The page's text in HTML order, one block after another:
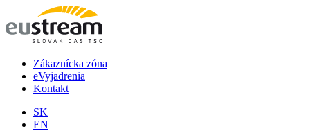
Zákaznícka zóna
eVyjadrenia
Kontakt
SK
EN